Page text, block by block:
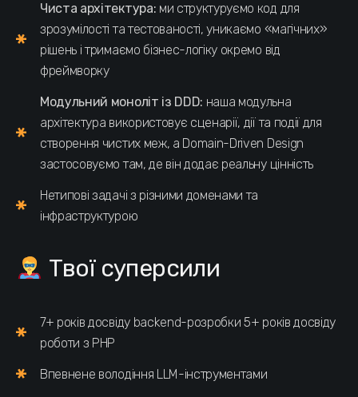
Чиста архітектура: ми структуруємо код для
зрозумілості та тестованості, уникаємо «магічних»
рішень і тримаємо бізнес-логіку окремо від
фреймворку
Модульний моноліт із DDD: наша модульна
архітектура використовує сценарії, дії та події для
створення чистих меж, а Domain-Driven Design
застосовуємо там, де він додає реальну цінність
Нетипові задачі з різними доменами та
інфраструктурою
Твої суперсили
7+ років досвіду backend-розробки 5+ років досвіду
роботи з PHP
Впевнене володіння LLM-інструментами